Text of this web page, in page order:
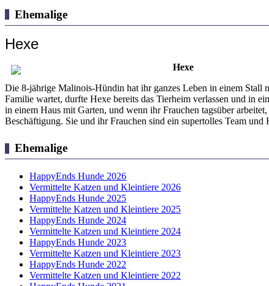
Ehemalige
Hexe
Hexe
Die 8-jährige Malinois-Hündin hat ihr ganzes Leben in einem Stall
Familie wartet, durfte Hexe bereits das Tierheim verlassen und in
in einem Haus mit Garten, und wenn ihr Frauchen tagsüber
Beschäftigung. Sie und ihr Frauchen sind ein supertolles Team
Ehemalige
HappyEnds Hunde 2026
Vermittelte Katzen und Kleintiere 2026
HappyEnds Hunde 2025
Vermittelte Katzen und Kleintiere 2025
HappyEnds Hunde 2024
Vermittelte Katzen und Kleintiere 2024
HappyEnds Hunde 2023
Vermittelte Katzen und Kleintiere 2023
HappyEnds Hunde 2022
Vermittelte Katzen und Kleintiere 2022